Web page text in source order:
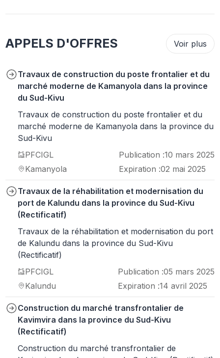
APPELS D'OFFRES Voir plus
Travaux de construction du poste frontalier et du
marché moderne de Kamanyola dans la province
du Sud-Kivu
Travaux de construction du poste frontalier et du
marché moderne de Kamanyola dans la province du
Sud-Kivu
PFCIGL
Kamanyola
Publication :10 mars 2025
Expiration :02 mai 2025
Travaux de la réhabilitation et modernisation du
port de Kalundu dans la province du Sud-Kivu
(Rectificatif)
Travaux de la réhabilitation et modernisation du port
de Kalundu dans la province du Sud-Kivu
(Rectificatif)
PFCIGL
Kalundu
Publication :05 mars 2025
Expiration :14 avril 2025
Construction du marché transfrontalier de
Kavimvira dans la province du Sud-Kivu
(Rectificatif)
Construction du marché transfrontalier de